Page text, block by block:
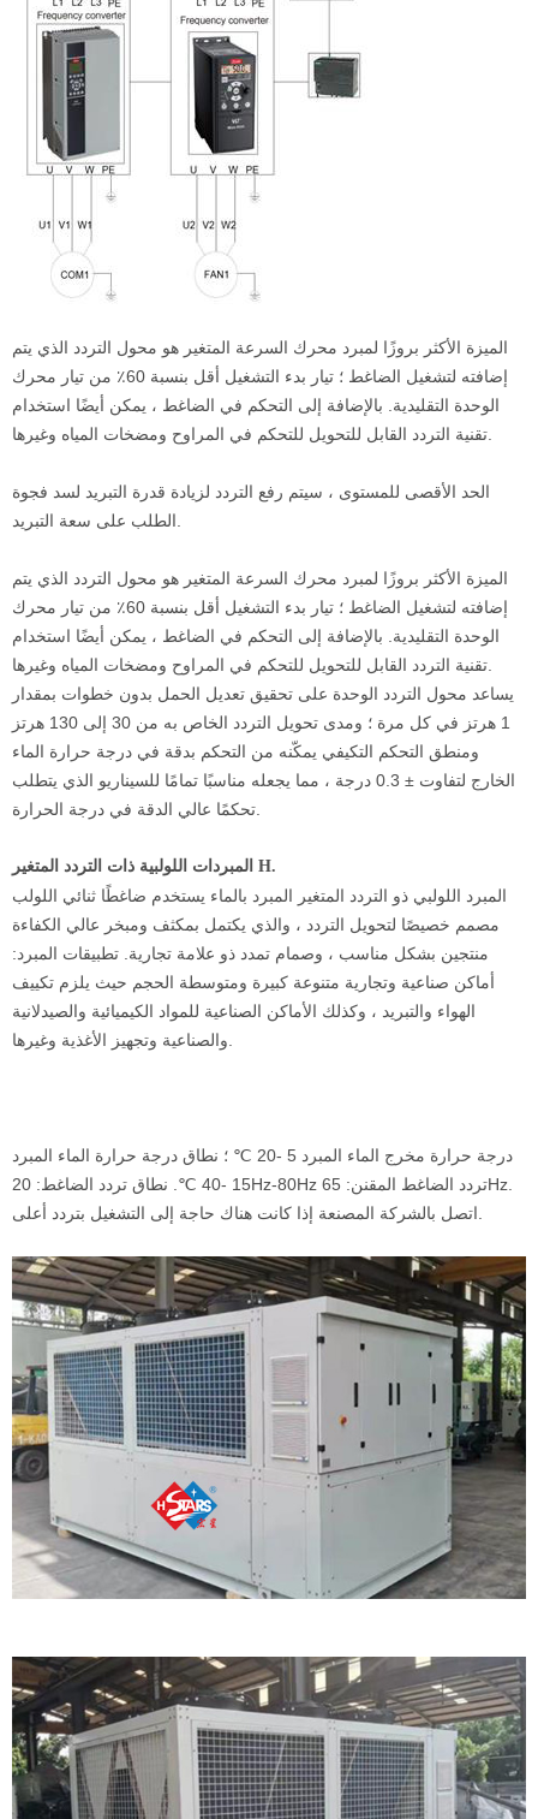
الميزة الأكثر بروزًا لمبرد محرك السرعة المتغير هو محول التردد الذي يتم
إضافته لتشغيل الضاغط ؛ تيار بدء التشغيل أقل بنسبة 60٪ من تيار محرك
الوحدة التقليدية. بالإضافة إلى التحكم في الضاغط ، يمكن أيضًا استخدام
الحد الأقصى للمستوى ، سيتم رفع التردد لزيادة قدرة التبريد لسد فجوة
الميزة الأكثر بروزًا لمبرد محرك السرعة المتغير هو محول التردد الذي يتم
إضافته لتشغيل الضاغط ؛ تيار بدء التشغيل أقل بنسبة 60٪ من تيار محرك
الوحدة التقليدية. بالإضافة إلى التحكم في الضاغط ، يمكن أيضًا استخدام
يساعد محول التردد الوحدة على تحقيق تعديل الحمل بدون خطوات بمقدار
1 هرتز في كل مرة ؛ ومدى تحويل التردد الخاص به من 30 إلى 130 هرتز
ومنطق التحكم التكيفي يمكّنه من التحكم بدقة في درجة حرارة الماء
الخارج لتفاوت ± 0.3 درجة ، مما يجعله مناسبًا تمامًا للسيناريو الذي يتطلب
المبردات اللولبية ذات التردد المتغير H.
المبرد اللولبي ذو التردد المتغير المبرد بالماء يستخدم ضاغطًا ثنائي اللولب
مصمم خصيصًا لتحويل التردد ، والذي يكتمل بمكثف ومبخر عالي الكفاءة
منتجين بشكل مناسب ، وصمام تمدد ذو علامة تجارية. تطبيقات المبرد:
أماكن صناعية وتجارية متنوعة كبيرة ومتوسطة الحجم حيث يلزم تكييف
الهواء والتبريد ، وكذلك الأماكن الصناعية للمواد الكيميائية والصيدلانية
درجة حرارة مخرج الماء المبرد 5 -20 ℃ ؛ نطاق درجة حرارة الماء المبرد
15 -40 ℃. نطاق تردد الضاغط: 20Hz-80Hz تردد الضاغط المقنن: 65Hz.